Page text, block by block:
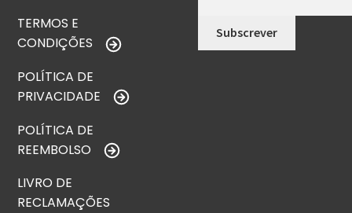
TERMOS E
CONDIÇÕES
POLÍTICA DE
PRIVACIDADE
POLÍTICA DE
REEMBOLSO
LIVRO DE
RECLAMAÇÕES